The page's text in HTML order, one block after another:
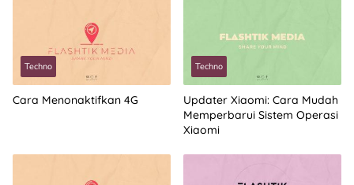
Techno
Cara Menonaktifkan 4G
Techno
Updater Xiaomi: Cara Mudah
Memperbarui Sistem Operasi
Xiaomi